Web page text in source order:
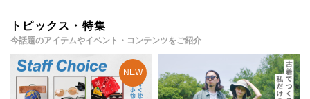
トピックス・特集
今話題のアイテムやイベント・コンテンツをご紹介